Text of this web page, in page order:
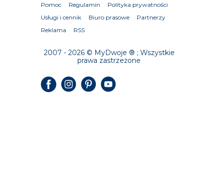
Pomoc Regulamin
Polityka prywatności
Usługi i cennik
Biuro prasowe
Partnerzy
Reklama
RSS
2007 - 2026 © MyDwoje ® ; Wszystkie
prawa zastrzeżone